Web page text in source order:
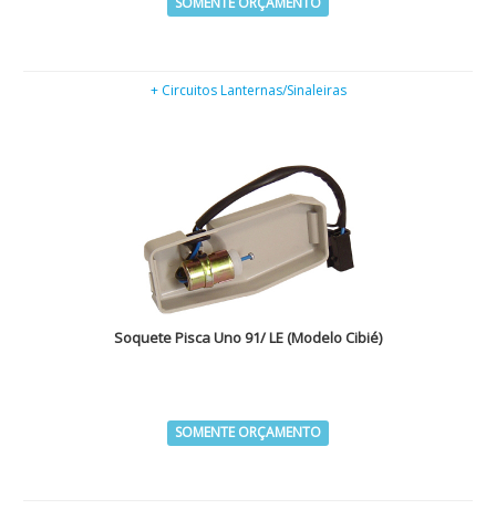
+ Circuitos Lanternas/Sinaleiras
Soquete Pisca Uno 91/ LE (Modelo Cibié)
SOMENTE ORÇAMENTO